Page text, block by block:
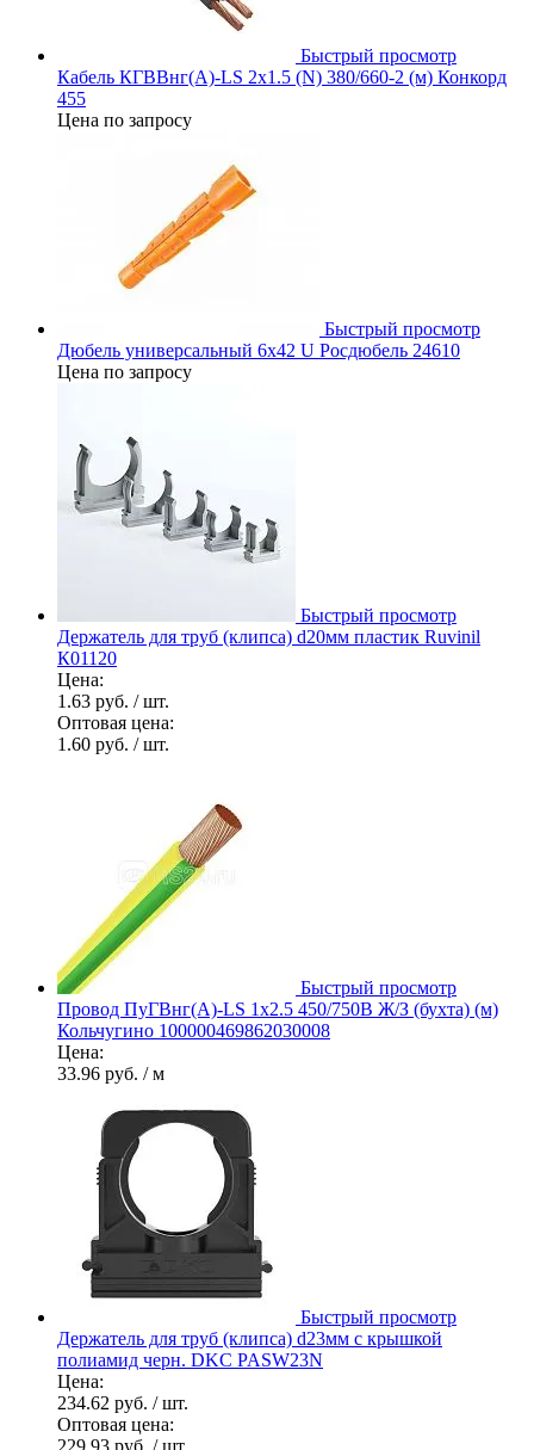
Быстрый просмотр
Кабель КГВВнг(А)-LS 2х1.5 (N) 380/660-2 (м) Конкорд
455
Цена по запросу
Быстрый просмотр
Дюбель универсальный 6х42 U Росдюбель 24610
Цена по запросу
Быстрый просмотр
Держатель для труб (клипса) d20мм пластик Ruvinil
К01120
Цена:
1.63 руб. / шт.
Оптовая цена:
1.60 руб. / шт.
Быстрый просмотр
Провод ПуГВнг(А)-LS 1х2.5 450/750В Ж/З (бухта) (м)
Кольчугино 100000469862030008
Цена:
33.96 руб. / м
Быстрый просмотр
Держатель для труб (клипса) d23мм с крышкой
полиамид черн. DKC PASW23N
Цена:
234.62 руб. / шт.
Оптовая цена:
229.93 руб. / шт.